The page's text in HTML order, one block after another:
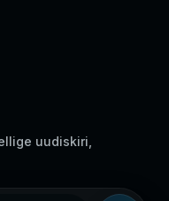
uudiskiri,